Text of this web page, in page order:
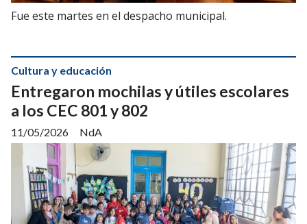
Fue este martes en el despacho municipal.
Entregaron mochilas y útiles escolares
a los CEC 801 y 802
NdA
Cultura y educación
11/05/2026